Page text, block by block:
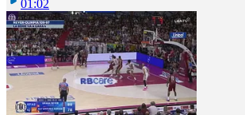
01:02